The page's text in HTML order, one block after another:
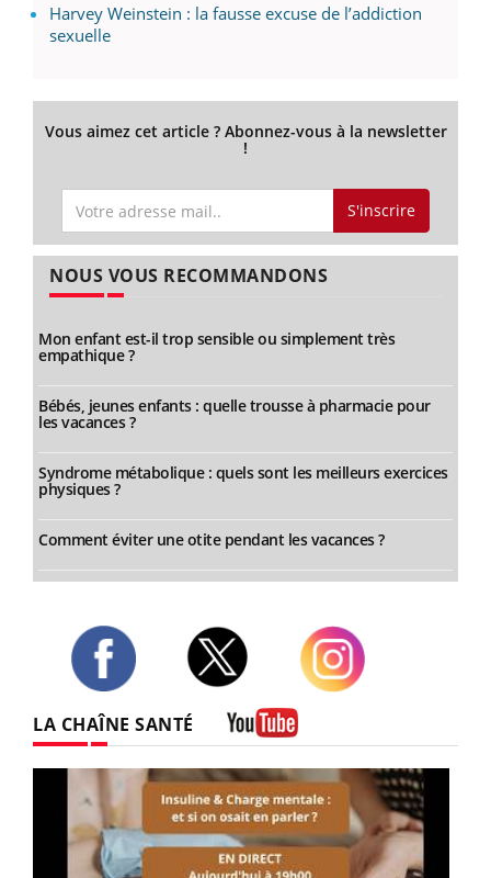
Harvey Weinstein : la fausse excuse de l’addiction
sexuelle
Vous aimez cet article ? Abonnez-vous à la newsletter
!
S'inscrire
NOUS VOUS RECOMMANDONS
Mon enfant est-il trop sensible ou simplement très
empathique ?
Bébés, jeunes enfants : quelle trousse à pharmacie pour
les vacances ?
Syndrome métabolique : quels sont les meilleurs exercices
physiques ?
Comment éviter une otite pendant les vacances ?
LA CHAÎNE SANTÉ